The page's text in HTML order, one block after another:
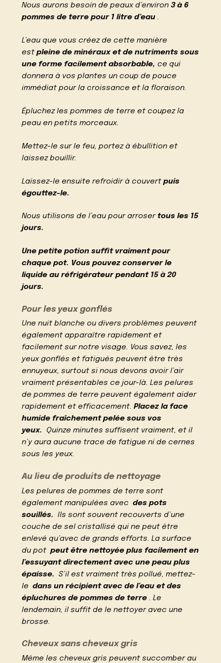
Nous aurons besoin de peaux d’environ3 à 6
pommes de terre pour 1 litre d’eau .
L’eau que vous créez de cette manière
estpleine de minéraux et de nutriments sous
une forme facilement absorbable, ce qui
donnera à vos plantes un coup de pouce
immédiat pour la croissance et la floraison.
Épluchez les pommes de terre et coupez la
peau en petits morceaux.
Mettez-le sur le feu, portez à ébullition et
laissez bouillir.
Laissez-le ensuite refroidir à couvertpuis
égouttez-le.
Nous utilisons de l’eau pour arrosertous les 15
jours.
Une petite potion suffit vraiment pour
chaque pot. Vous pouvez conserver le
liquide au réfrigérateur pendant 15 à 20
jours.
Pour les yeux gonflés
Une nuit blanche ou divers problèmes peuvent
également apparaître rapidement et
facilement sur notre visage. Vous savez, les
yeux gonflés et fatigués peuvent être très
ennuyeux, surtout si nous devons avoir l’air
vraiment présentables ce jour-là. Les pelures
de pommes de terre peuvent également aider
rapidement et efficacement.Placez la face
humide fraîchement pelée sous vos
yeux.
Quinze minutes suffisent vraiment, et il
n’y aura aucune trace de fatigue ni de cernes
sous les yeux.
Au lieu de produits de nettoyage
Les pelures de pommes de terre sont
également manipulées avecdes pots
souillés.
Ils sont souvent recouverts d’une
couche de sel cristallisé qui ne peut être
enlevé qu’avec de grands efforts. La surface
du potpeut être nettoyée plus facilement en
l’essuyant directement avec une peau plus
épaisse.
S’il est vraiment très pollué, mettez-
ledans un récipient avec de l’eau et des
épluchures de pommes de terre . Le
lendemain, il suffit de le nettoyer avec une
brosse.
Cheveux sans cheveux gris
Même les cheveux gris peuvent succomber au